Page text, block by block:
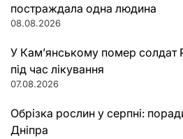
постраждала одна людина
08.08.2026
У Кам’янському помер солдат
під час лікування
07.08.2026
Обрізка рослин у серпні:
Дніпра